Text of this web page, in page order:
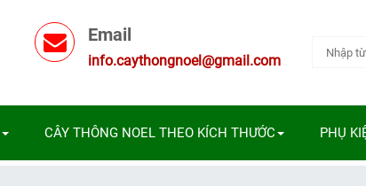
Email
info.caythongnoel@gmail.com
CÂY THÔNG NOEL THEO KÍCH THƯỚC PHỤ